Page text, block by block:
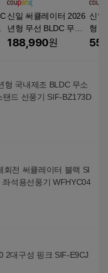
신일 써큘레이터 2026
년형 무선 BLDC 무소
음, 신일 써큘레이터
188,990원
신일
형 7
SIF-
형 국내제조 BLDC 무소
드 선풍기 SIF-BZ173D
회전 써큘레이터 블랙 SI
석용선풍기 WFHYC04
2대구성 핑크 SIF-E9CJ